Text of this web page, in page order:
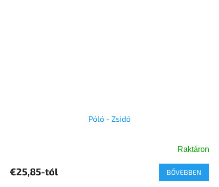
Póló - Zsidó
átlagos
Raktáron
€25,85-tól BŐVEBBEN